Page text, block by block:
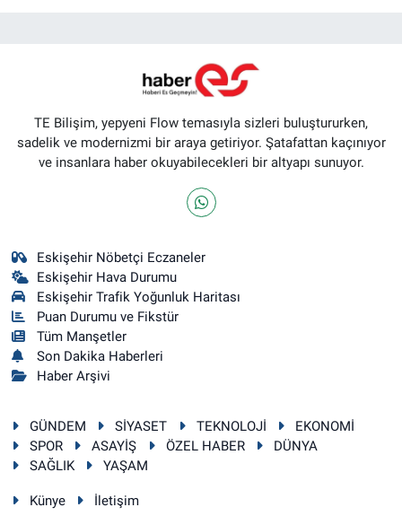
TE Bilişim, yepyeni Flow temasıyla sizleri buluştururken,
sadelik ve modernizmi bir araya getiriyor. Şatafattan kaçınıyor
ve insanlara haber okuyabilecekleri bir altyapı sunuyor.
Eskişehir Nöbetçi Eczaneler
Eskişehir Hava Durumu
Eskişehir Trafik Yoğunluk Haritası
Puan Durumu ve Fikstür
Tüm Manşetler
Son Dakika Haberleri
Haber Arşivi
GÜNDEM SİYASET TEKNOLOJİ
EKONOMİ
SPOR
ASAYİŞ ÖZEL HABER
DÜNYA
SAĞLIK
YAŞAM
Künye İletişim